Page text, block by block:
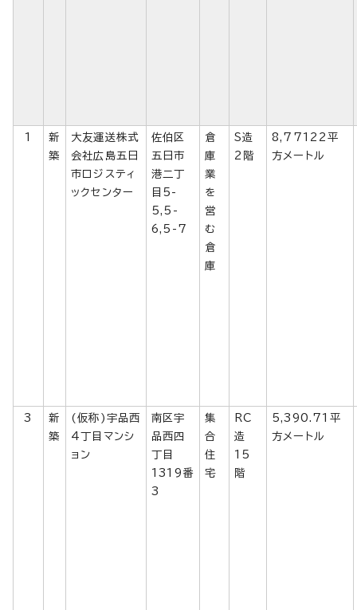
1
新
築
大友運送株式
会社広島五日
市ロジスティ
ックセンター
佐伯区
五日市
港二丁
目5-
5,5-
6,5-7
倉
庫
業
を
営
む
倉
庫
S造
2階
8,77122平
方メートル
3
新
築
(仮称)宇品西
4丁目マンシ
ョン
南区宇
品西四
丁目
1319番
3
集
合
住
宅
RC
造
15
階
5,390.71平
方メートル